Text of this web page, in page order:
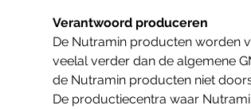
Verantwoord produceren
De Nutramin producten worden
veelal verder dan de algemene
de Nutramin producten niet
De productiecentra waar